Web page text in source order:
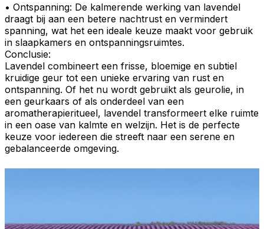
• Ontspanning: De kalmerende werking van lavendel
draagt bij aan een betere nachtrust en vermindert
spanning, wat het een ideale keuze maakt voor gebruik
in slaapkamers en ontspanningsruimtes.
Conclusie:
Lavendel combineert een frisse, bloemige en subtiel
kruidige geur tot een unieke ervaring van rust en
ontspanning. Of het nu wordt gebruikt als geurolie, in
een geurkaars of als onderdeel van een
aromatherapieritueel, lavendel transformeert elke ruimte
in een oase van kalmte en welzijn. Het is de perfecte
keuze voor iedereen die streeft naar een serene en
gebalanceerde omgeving.